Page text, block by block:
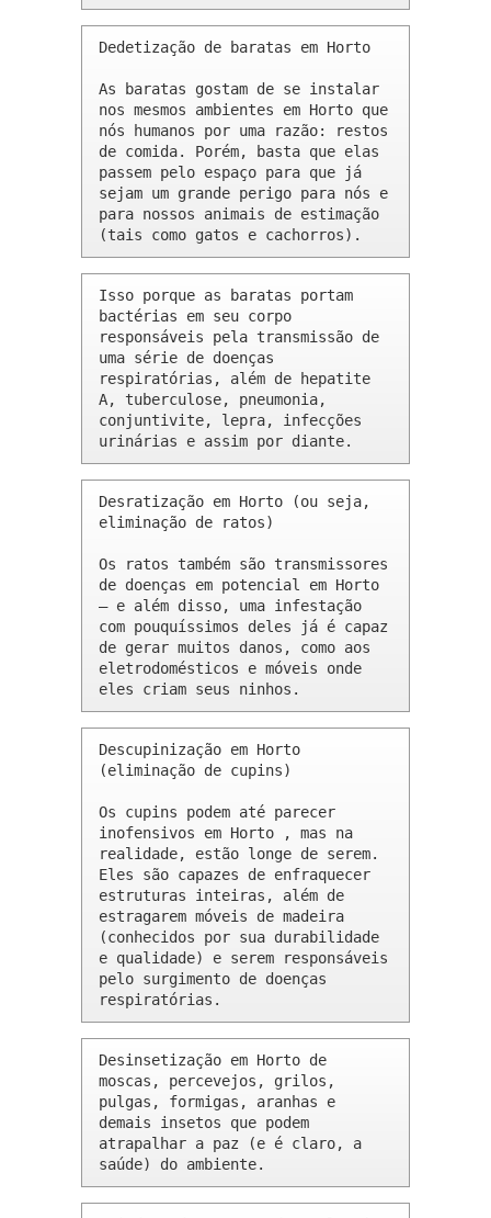
Dedetização de baratas em Horto
As baratas gostam de se instalar
nos mesmos ambientes em Horto que
nós humanos por uma razão: restos
de comida. Porém, basta que elas
passem pelo espaço para que já
sejam um grande perigo para nós e
para nossos animais de estimação
(tais como gatos e cachorros).
Isso porque as baratas portam
bactérias em seu corpo
responsáveis pela transmissão de
uma série de doenças
respiratórias, além de hepatite
A, tuberculose, pneumonia,
conjuntivite, lepra, infecções
urinárias e assim por diante.
Desratização em Horto (ou seja,
eliminação de ratos)
Os ratos também são transmissores
de doenças em potencial em Horto
– e além disso, uma infestação
com pouquíssimos deles já é capaz
de gerar muitos danos, como aos
eletrodomésticos e móveis onde
eles criam seus ninhos.
Descupinização em Horto
(eliminação de cupins)
Os cupins podem até parecer
inofensivos em Horto , mas na
realidade, estão longe de serem.
Eles são capazes de enfraquecer
estruturas inteiras, além de
estragarem móveis de madeira
(conhecidos por sua durabilidade
e qualidade) e serem responsáveis
pelo surgimento de doenças
respiratórias.
Desinsetização em Horto de
moscas, percevejos, grilos,
pulgas, formigas, aranhas e
demais insetos que podem
atrapalhar a paz (e é claro, a
saúde) do ambiente.